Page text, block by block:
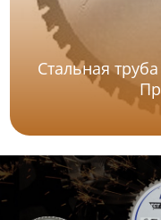
Стальная